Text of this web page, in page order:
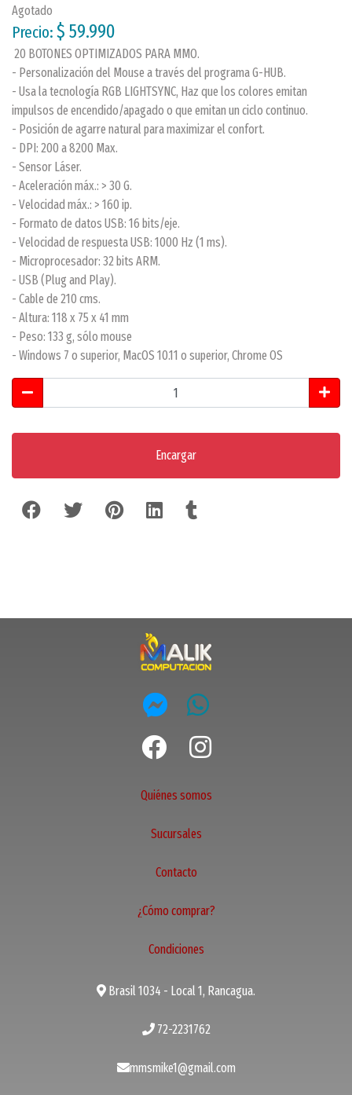
Agotado
Precio: $ 59.990
20 BOTONES OPTIMIZADOS PARA MMO.
- Personalización del Mouse a través del programa G-HUB.
- Usa la tecnología RGB LIGHTSYNC, Haz que los colores emitan
impulsos de encendido/apagado o que emitan un ciclo continuo.
- Posición de agarre natural para maximizar el confort.
- DPI: 200 a 8200 Max.
- Sensor Láser.
- Aceleración máx.: > 30 G.
- Velocidad máx.: > 160 ip.
- Formato de datos USB: 16 bits/eje.
- Velocidad de respuesta USB: 1000 Hz (1 ms).
- Microprocesador: 32 bits ARM.
- USB (Plug and Play).
- Cable de 210 cms.
- Altura: 118 x 75 x 41 mm
- Peso: 133 g, sólo mouse
- Windows 7 o superior, MacOS 10.11 o superior, Chrome OS
Encargar
Quiénes somos
Sucursales
Contacto
¿Cómo comprar?
Condiciones
Brasil 1034 - Local 1, Rancagua.
72-2231762
mmsmike1@gmail.com